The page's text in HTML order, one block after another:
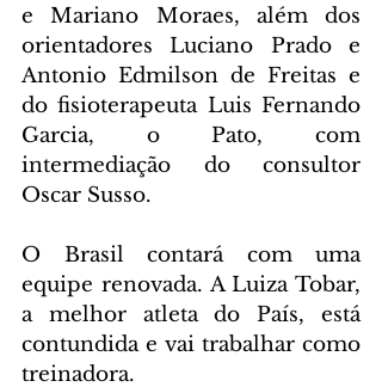
e Mariano Moraes, além dos
orientadores Luciano Prado e
Antonio Edmilson de Freitas e
do fisioterapeuta Luis Fernando
Garcia, o Pato, com
intermediação do consultor
Oscar Susso.
O Brasil contará com uma
equipe renovada. A Luiza Tobar,
a melhor atleta do País, está
contundida e vai trabalhar como
treinadora.